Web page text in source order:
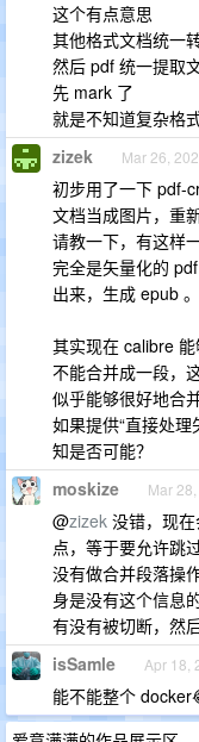
这个有点意思
其他格式文档统一
然后 pdf 统一提取
先 mark 了
就是不知道复杂格
zizek Mar 26,
初步用了一下 pdf-
文档当成图片，重
请教一下，有这样
完全是矢量化的
出来，生成 epub 。
其实现在 calibre
不能合并成一段，
似乎能够很好地合
如果提供“直接处
知是否可能？
moskize Mar
@zizek 没错，现
点，等于要允许跳
没有做合并段落操
身是没有这个信息
有没有被切断，然
isSamle Apr 18,
能不能整个